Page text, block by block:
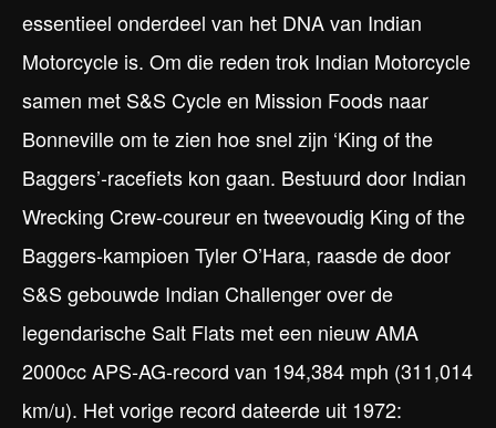
essentieel onderdeel van het DNA van Indian
Motorcycle is. Om die reden trok Indian Motorcycle
samen met S&S Cycle en Mission Foods naar
Bonneville om te zien hoe snel zijn ‘King of the
Baggers’-racefiets kon gaan. Bestuurd door Indian
Wrecking Crew-coureur en tweevoudig King of the
Baggers-kampioen Tyler O’Hara, raasde de door
S&S gebouwde Indian Challenger over de
legendarische Salt Flats met een nieuw AMA
2000cc APS-AG-record van 194,384 mph (311,014
km/u). Het vorige record dateerde uit 1972: